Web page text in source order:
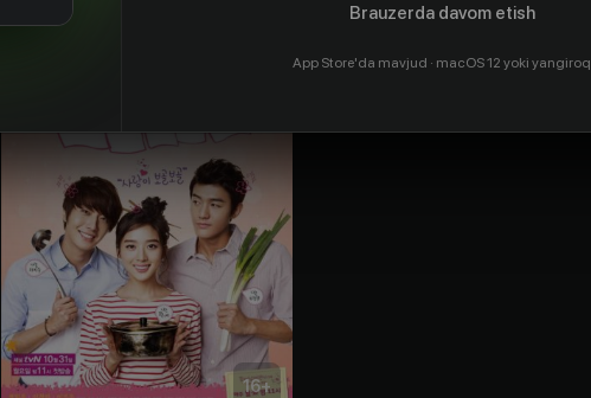
16+
Brauzerda davom etish
App Store'da mavjud · macOS 12 yoki yangiroq